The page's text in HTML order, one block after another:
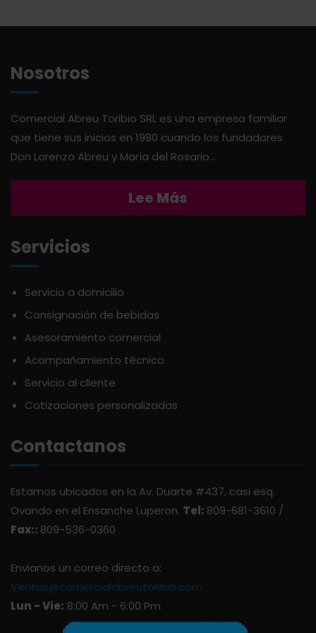
LAVANDERÍA
PANADERÍA
PASTAS
PICADERAS
SALSAS
SAZONES
SNACKS
ÚTILES ESCOLARES
AMBAR
APOTHIC
AQUA
ARDUINI
ARIENZO DE MARQUEZ
ATLANTICO
AVALON
AVERNA
AZUKITA
Nosotros
Comercial Abreu Toribio SRL es una empresa familiar
que tiene sus inicios en 1980 cuando los fundadores
Don Lorenzo Abreu y María del Rosario...
Lee Más
Servicios
Servicio a domicilio
Consignación de bebidas
Asesoramiento comercial
Acompañamiento técnico
Servicio al cliente
Cotizaciones personalizadas
Contactanos
Estamos ubicados en la Av. Duarte #437, casi esq.
Ovando en el Ensanche Luperon. Tel: 809-681-3610 /
Fax:: 809-536-0360
Envianos un correo directo a:
Ventas@comercialabreutoribio.com
Lun - Vie: 8:00 Am - 6:00 Pm